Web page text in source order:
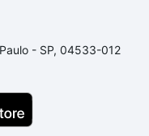
custos envolvidos
nosso portal
seus sonhos
com você até as
- SP, 04533-012